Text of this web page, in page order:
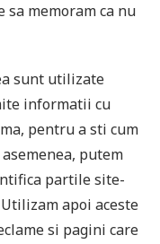
sa memoram ca nu
sunt utilizate
informatii cu
pentru a sti cum
putem
partile site-
apoi aceste
si pagini care